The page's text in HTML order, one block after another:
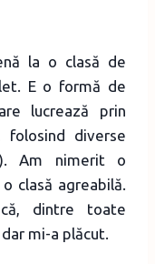
la o clasă de
E o formă de
lucrează prin
folosind diverse
Am nimerit o
clasă agreabilă.
dintre toate
mi-a plăcut.